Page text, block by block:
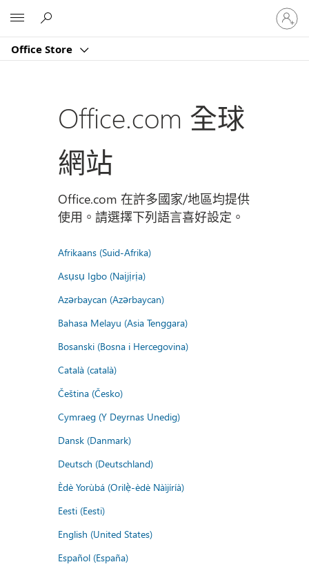
Office Store
登
入
您
Office.com 全球
網站
Office.com 在許多國家/地區均提供
使用。請選擇下列語言喜好設定。
Afrikaans (Suid-Afrika)
Asụsụ Igbo (Naịjịrịa)
Azərbaycan (Azərbaycan)
Bahasa Melayu (Asia Tenggara)
Bosanski (Bosna i Hercegovina)
Català (català)
Čeština (Česko)
Cymraeg (Y Deyrnas Unedig)
Dansk (Danmark)
Deutsch (Deutschland)
Èdè Yorùbá (Orilẹ̀-èdè Nàìjíríà)
Eesti (Eesti)
English (United States)
Español (España)